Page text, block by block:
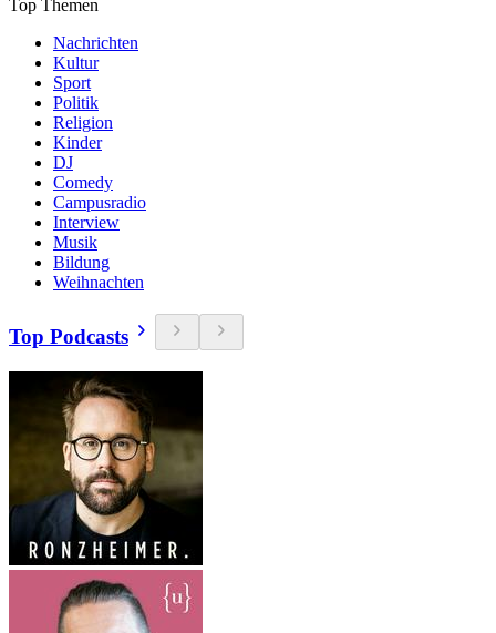
Top Themen
Nachrichten
Kultur
Sport
Politik
Religion
Kinder
DJ
Comedy
Campusradio
Interview
Musik
Bildung
Weihnachten
Top Podcasts